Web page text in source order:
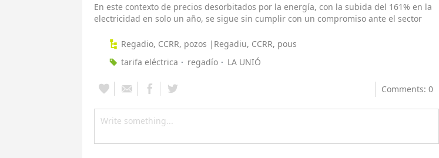
En este contexto de precios desorbitados por la energía, con la subida del 161% en la
electricidad en solo un año, se sigue sin cumplir con un compromiso ante el sector
Regadio, CCRR, pozos |Regadiu, CCRR, pous
tarifa eléctrica
regadío LA UNIÓ
Comments: 0